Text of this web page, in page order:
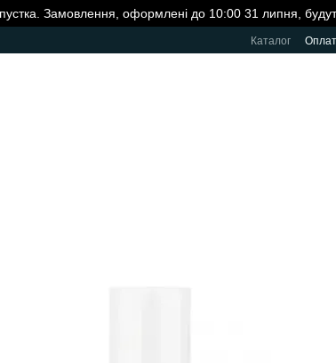
Замовлення, оформлені до 10:00 31 липня,
Каталог